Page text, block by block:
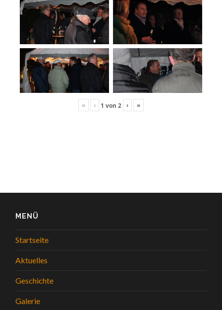
« ‹ 1 von 2 › »
MENÜ
Startseite
Aktuelles
Geschichte
Galerie